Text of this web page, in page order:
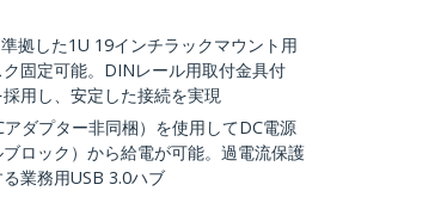
拠した1U 19インチラックマウント用
固定可能。DINレール用取付金具付
用し、安定した接続を実現
ダプター非同梱）を使用してDC電源
ロック）から給電が可能。過電流保護
業務用USB 3.0ハブ